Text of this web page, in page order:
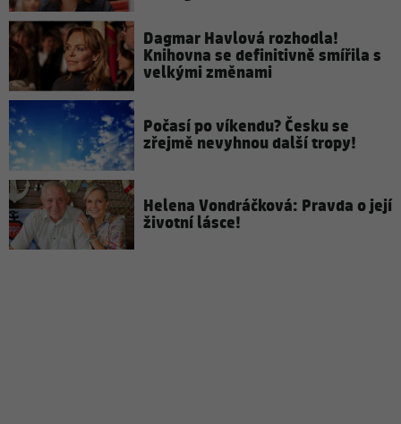
Dagmar Havlová rozhodla!
Knihovna se definitivně smířila s
velkými změnami
Počasí po víkendu? Česku se
zřejmě nevyhnou další tropy!
Helena Vondráčková: Pravda o její
životní lásce!